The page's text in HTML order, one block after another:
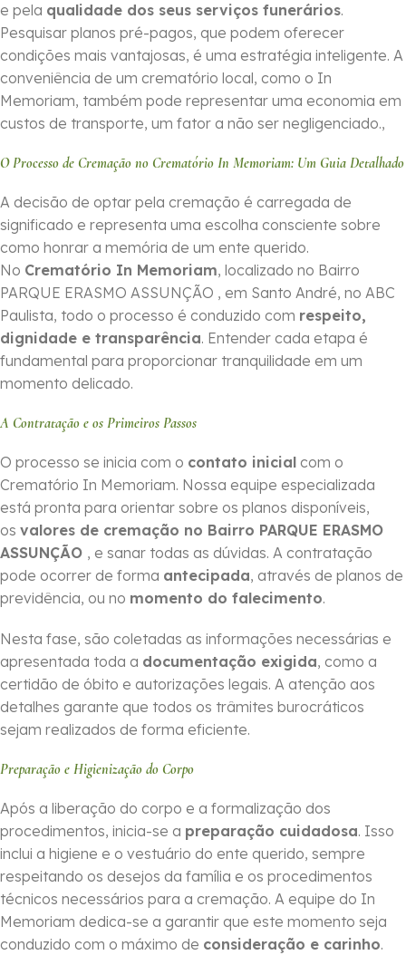
e pela qualidade dos seus serviços funerários.
Pesquisar planos pré-pagos, que podem oferecer
condições mais vantajosas, é uma estratégia inteligente. A
conveniência de um crematório local, como o In
Memoriam, também pode representar uma economia em
custos de transporte, um fator a não ser negligenciado.,
O Processo de Cremação no Crematório In Memoriam: Um Guia Detalhado
A decisão de optar pela cremação é carregada de
significado e representa uma escolha consciente sobre
como honrar a memória de um ente querido.
No Crematório In Memoriam, localizado no Bairro
PARQUE ERASMO ASSUNÇÃO , em Santo André, no ABC
Paulista, todo o processo é conduzido com respeito,
dignidade e transparência. Entender cada etapa é
fundamental para proporcionar tranquilidade em um
momento delicado.
A Contratação e os Primeiros Passos
O processo se inicia com o contato inicial com o
Crematório In Memoriam. Nossa equipe especializada
está pronta para orientar sobre os planos disponíveis,
os valores de cremação no Bairro PARQUE ERASMO
ASSUNÇÃO , e sanar todas as dúvidas. A contratação
pode ocorrer de forma ante­cipada, através de planos de
previdência, ou no momento do falecimento.
Nesta fase, são coletadas as informações necessárias e
apresentada toda a documentação exigida, como a
certidão de óbito e autorizações legais. A atenção aos
detalhes garante que todos os trâmites burocráticos
sejam realizados de forma eficiente.
Preparação e Higienização do Corpo
Após a liberação do corpo e a formalização dos
procedimentos, inicia-se a preparação cuidadosa. Isso
inclui a higiene e o vestuário do ente querido, sempre
respeitando os desejos da família e os procedimentos
técnicos necessários para a cremação. A equipe do In
Memoriam dedica-se a garantir que este momento seja
conduzido com o máximo de consideração e carinho.